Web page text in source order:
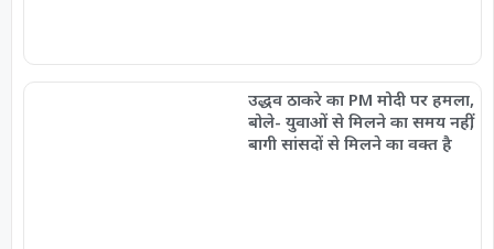
उद्धव ठाकरे का PM मोदी पर हमला,
बोले- युवाओं से मिलने का समय नहीं,
बागी सांसदों से मिलने का वक्त है